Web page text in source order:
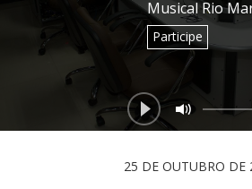
Musical Rio
Participe
25 DE OUTUBRO DE